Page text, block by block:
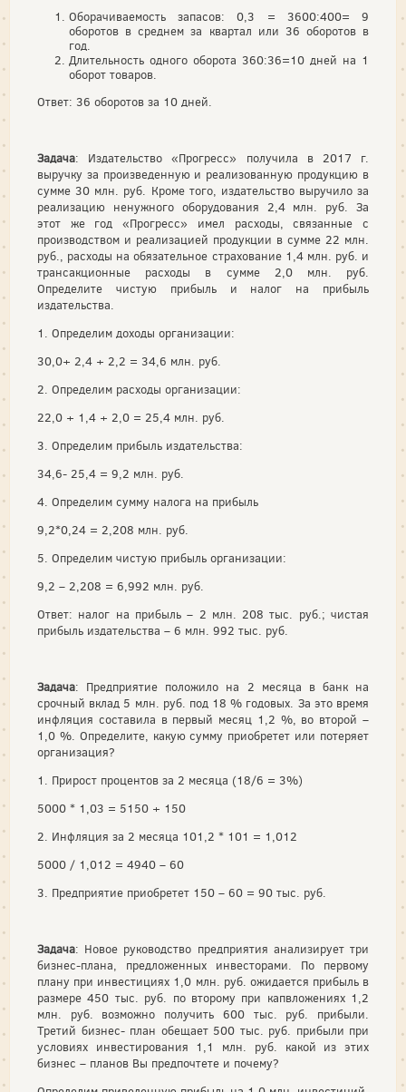
Оборачиваемость запасов: 0,3 = 3600:400= 9
оборотов в среднем за квартал или 36 оборотов в
год.
Длительность одного оборота 360:36=10 дней на 1
оборот товаров.
Ответ: 36 оборотов за 10 дней.
Задача: Издательство «Прогресс» получила в 2017 г.
выручку за произведенную и реализованную продукцию в
сумме 30 млн. руб. Кроме того, издательство выручило за
реализацию ненужного оборудования 2,4 млн. руб. За
этот же год «Прогресс» имел расходы, связанные с
производством и реализацией продукции в сумме 22 млн.
руб., расходы на обязательное страхование 1,4 млн. руб. и
трансакционные расходы в сумме 2,0 млн. руб.
Определите чистую прибыль и налог на прибыль
издательства.
1. Определим доходы организации:
30,0+ 2,4 + 2,2 = 34,6 млн. руб.
2. Определим расходы организации:
22,0 + 1,4 + 2,0 = 25,4 млн. руб.
3. Определим прибыль издательства:
34,6- 25,4 = 9,2 млн. руб.
4. Определим сумму налога на прибыль
9,2*0,24 = 2,208 млн. руб.
5. Определим чистую прибыль организации:
9,2 – 2,208 = 6,992 млн. руб.
Ответ: налог на прибыль – 2 млн. 208 тыс. руб.; чистая
прибыль издательства – 6 млн. 992 тыс. руб.
Задача: Предприятие положило на 2 месяца в банк на
срочный вклад 5 млн. руб. под 18 % годовых. За это время
инфляция составила в первый месяц 1,2 %, во второй –
1,0 %. Определите, какую сумму приобретет или потеряет
организация?
1. Прирост процентов за 2 месяца (18/6 = 3%)
5000 * 1,03 = 5150 + 150
2. Инфляция за 2 месяца 101,2 * 101 = 1,012
5000 / 1,012 = 4940 – 60
3. Предприятие приобретет 150 – 60 = 90 тыс. руб.
Задача: Новое руководство предприятия анализирует три
бизнес-плана, предложенных инвесторами. По первому
плану при инвестициях 1,0 млн. руб. ожидается прибыль в
размере 450 тыс. руб. по второму при капвложениях 1,2
млн. руб. возможно получить 600 тыс. руб. прибыли.
Третий бизнес- план обещает 500 тыс. руб. прибыли при
условиях инвестирования 1,1 млн. руб. какой из этих
бизнес – планов Вы предпочтете и почему?